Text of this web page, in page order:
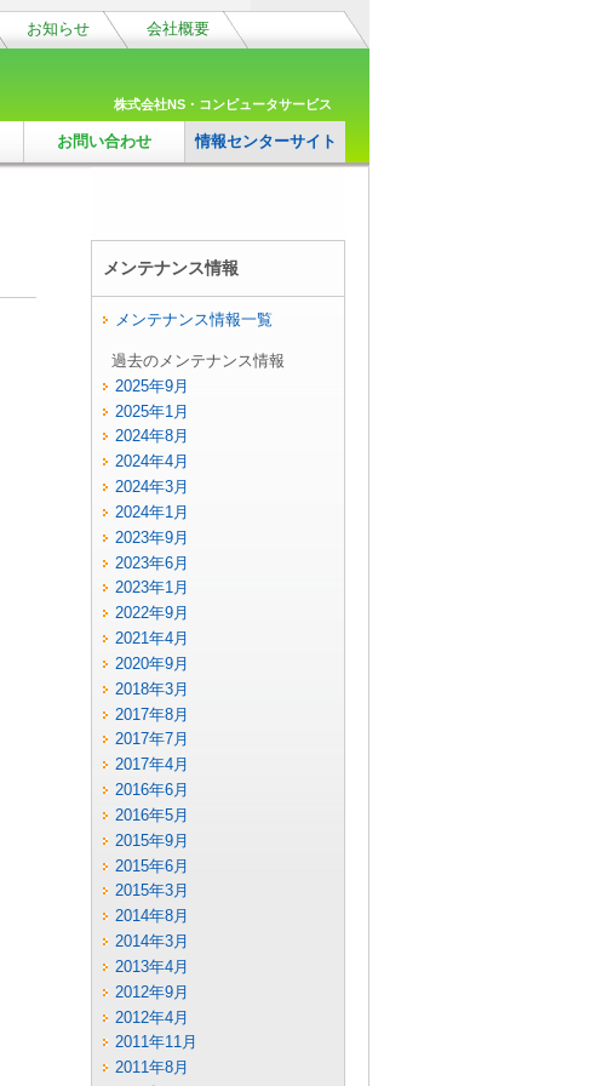
株式会社NS・コンピュータサービス
お知らせ 会社概要
お問い合わせ 情報センターサイト
メンテナンス情報
メンテナンス情報一覧
過去のメンテナンス情報
2025年9月
2025年1月
2024年8月
2024年4月
2024年3月
2024年1月
2023年9月
2023年6月
2023年1月
2022年9月
2021年4月
2020年9月
2018年3月
2017年8月
2017年7月
2017年4月
2016年6月
2016年5月
2015年9月
2015年6月
2015年3月
2014年8月
2014年3月
2013年4月
2012年9月
2012年4月
2011年11月
2011年8月